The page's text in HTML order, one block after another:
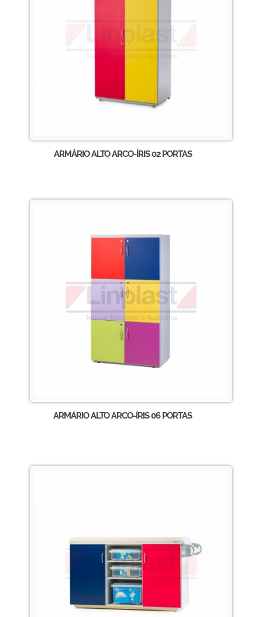
ARMÁRIO ALTO ARCO-ÍRIS 02 PORTAS
ARMÁRIO ALTO ARCO-ÍRIS 06 PORTAS